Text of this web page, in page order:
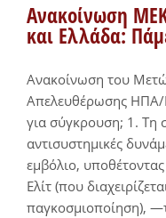
Ανακοίνωση
και Ελλάδα:
Ανακοίνωση του
Απελευθέρωσης
για σύγκρουση; 1. Τη
αντισυστημικές
εμβόλιο,
Ελίτ (που
παγκοσμιοποίηση),